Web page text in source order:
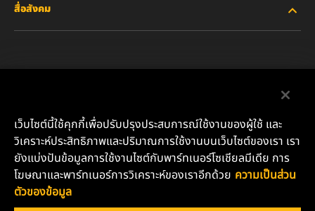
รถยนต์ส่วนบุคคลและรถบรรทุกงานเบา
น้ำมันหล่อลื่น
ตำแหน่งงาน
ความเป็นส่วนตัวของข้อมูล
ประกาศด้านกฎหมาย
สื่อสังคม
YouTube
บริษัท มันน์ แอนด์ ฮุมเมิล (ประเทศไทย) จำกัด
เลขที่ 152 อาคารชาร์เตอร์ สแควร์ ห้องเลขที่ 11-06 ชั้น 11 ถนน
เว็บไซต์นี้ใช้คุกกี้เพื่อปรับปรุงประสบการณ์ใช้งานของผู้ใช้ และ
วิเคราะห์ประสิทธิภาพและปริมาณการใช้งานบนเว็บไซต์ของเรา เรา
ยังแบ่งปันข้อมูลการใช้งานไซต์กับพาร์ทเนอร์โซเชียลมีเดีย การ
โฆษณาและพาร์ทเนอร์การวิเคราะห์ของเราอีกด้วย ความเป็นส่วน
ตัวของข้อมูล